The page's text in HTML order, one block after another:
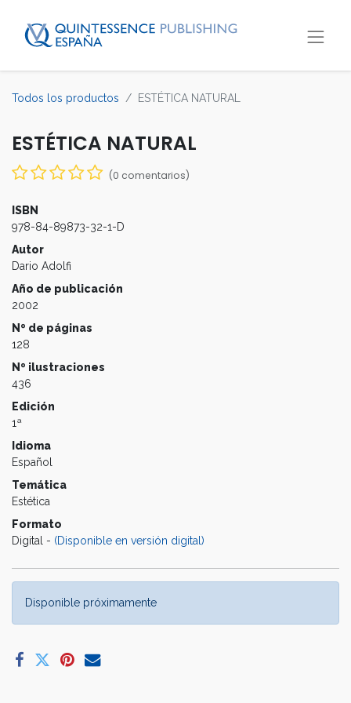
Todos los productos ESTÉTICA NATURAL
ESTÉTICA NATURAL
(0 comentarios)
ISBN
978-84-89873-32-1-D
Autor
Dario Adolfi
Año de publicación
2002
Nº de páginas
128
Nº ilustraciones
436
Edición
1ª
Idioma
Español
Temática
Estética
Formato
Digital - (Disponible en versión digital)
Disponible próximamente